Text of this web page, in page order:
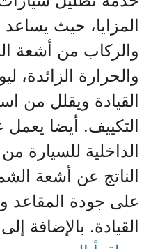
المزايا، حيث
والركاب من أشعة
والحرارة الزائدة،
القيادة ويقلل من
التكييف. أيضا يعمل
الداخلية للسيارة
الناتج عن أشعة
على جودة المقاعد
القيادة. بالإضافة